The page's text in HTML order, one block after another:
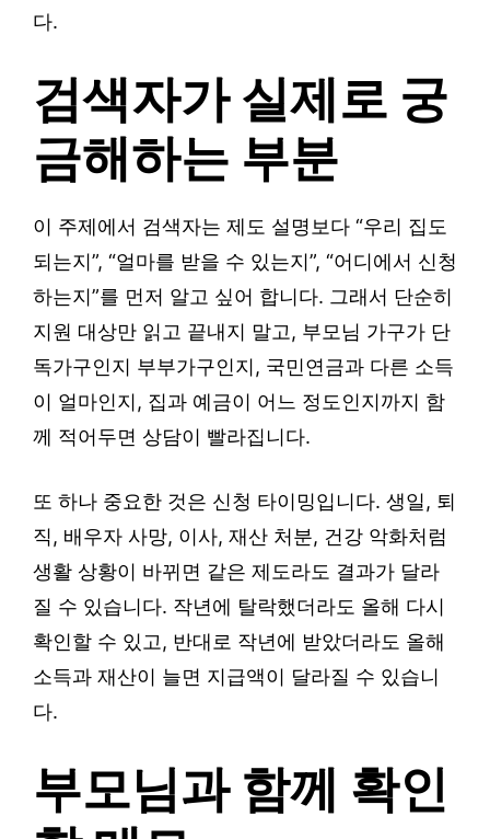
다.
검색자가 실제로 궁
금해하는 부분
이 주제에서 검색자는 제도 설명보다 “우리 집도
되는지”, “얼마를 받을 수 있는지”, “어디에서 신청
하는지”를 먼저 알고 싶어 합니다. 그래서 단순히
지원 대상만 읽고 끝내지 말고, 부모님 가구가 단
독가구인지 부부가구인지, 국민연금과 다른 소득
이 얼마인지, 집과 예금이 어느 정도인지까지 함
께 적어두면 상담이 빨라집니다.
또 하나 중요한 것은 신청 타이밍입니다. 생일, 퇴
직, 배우자 사망, 이사, 재산 처분, 건강 악화처럼
생활 상황이 바뀌면 같은 제도라도 결과가 달라
질 수 있습니다. 작년에 탈락했더라도 올해 다시
확인할 수 있고, 반대로 작년에 받았더라도 올해
소득과 재산이 늘면 지급액이 달라질 수 있습니
다.
부모님과 함께 확인